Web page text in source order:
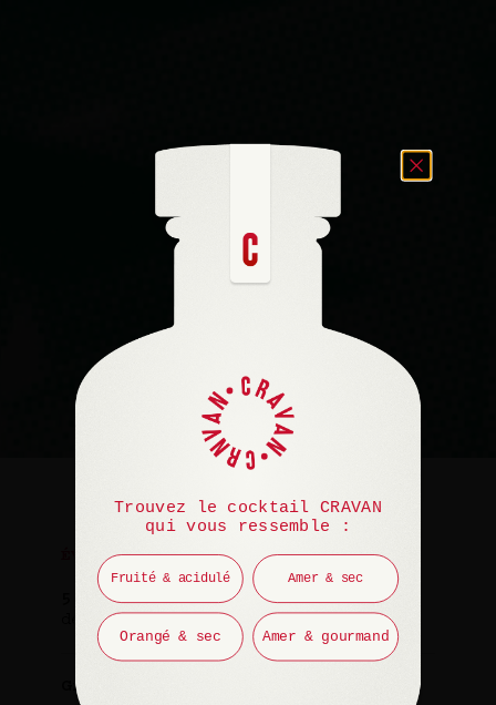
ÉVÉNEMENT
5 mars 2025
de 19h à 21h
Gratuit
Trouvez le cocktail CRAVAN
qui vous ressemble :
Fruité & acidulé Amer & sec
Orangé & sec Amer & gourmand